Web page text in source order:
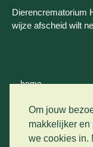
Om jouw
makkelijker en
we cookies in.
Dierencrematorium
wijze afscheid wilt
home
wie zijn wij